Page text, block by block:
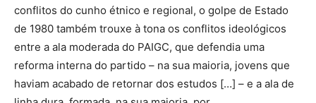
conflitos do cunho étnico e regional, o golpe de Estado
de 1980 também trouxe à tona os conflitos ideológicos
entre a ala moderada do PAIGC, que defendia uma
reforma interna do partido – na sua maioria, jovens que
haviam acabado de retornar dos estudos […] – e a ala de